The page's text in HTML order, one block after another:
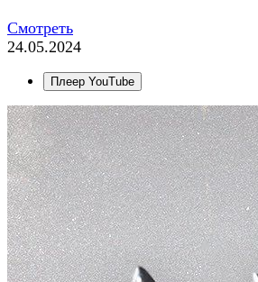
Смотреть
24.05.2024
Плеер YouTube